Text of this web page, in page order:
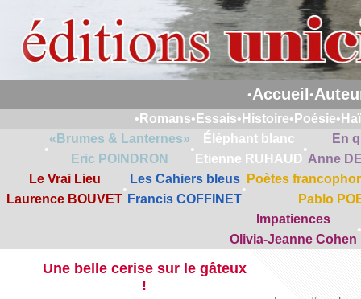
•Accueil •
• Romans• Essais• Histoire• Poésie•
•
«Brumes & Lanternes»
Eric POINDRON
•
Éléphant blanc
Etienne RUHAUD
•
En
Anne
Le Vrai Lieu
Laurence BOUVET
•
Les Cahiers bleus
Francis COFFINET
•
Poètes
Pablo
Impatiences
Olivia-Jeanne Cohen
•
Une belle cerise sur le gâteux
!